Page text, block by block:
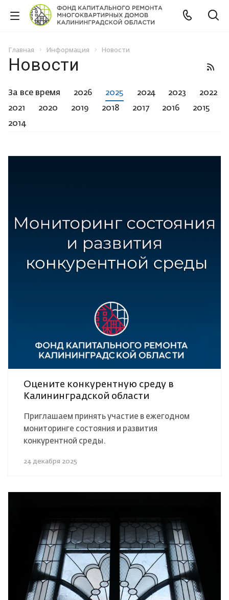
Главная Информация Новости
Новости
За все время 2026 2025 2024 2023
2022
2021
2020 2019 2018 2017 2016
2015
2014
Оцените конкурентную среду в
Калининградской области
Приглашаем принять участие в ежегодном
мониторинге состояния и развития
конкурентной среды.
24 декабря 2025